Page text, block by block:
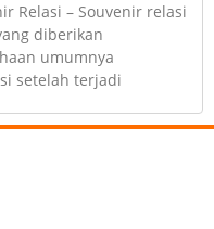
Relasi – Souvenir relasi
diberikan
umumnya
setelah terjadi